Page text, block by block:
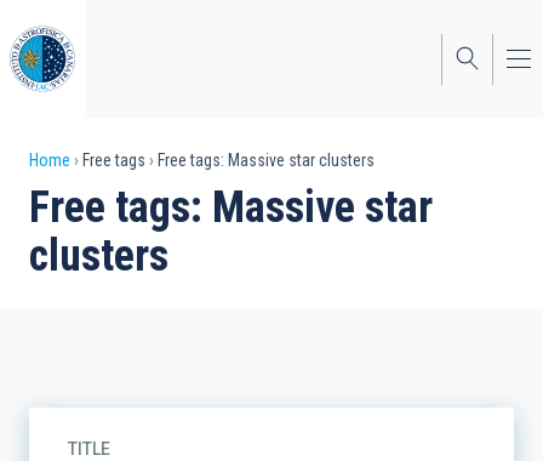
to
main
content
Breadcrumb
Home Free tags Free tags: Massive star clusters
Free tags: Massive star
clusters
TITLE